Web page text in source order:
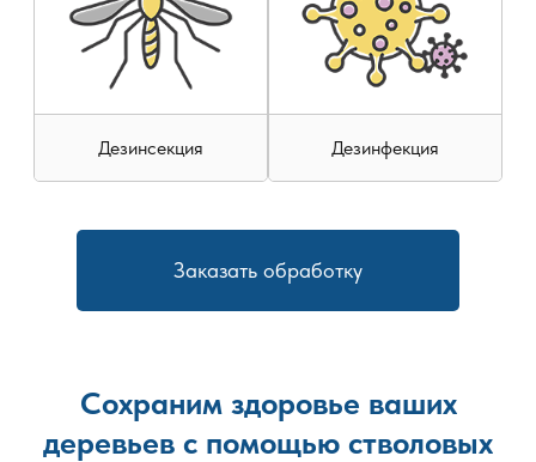
Своевременное вмешательство позволяет сохранить
конструкции и избежать капитального ремонта. После
обработки даются рекомендации по защите древесины
от повторного заражения, включая контроль
микроклимата, снижение влажности и проведение
профилактических мероприятий при необходимости.
Дезинсекция Дезинфекция
Заказать обработку
Сохраним здоровье ваших
деревьев с помощью стволовых